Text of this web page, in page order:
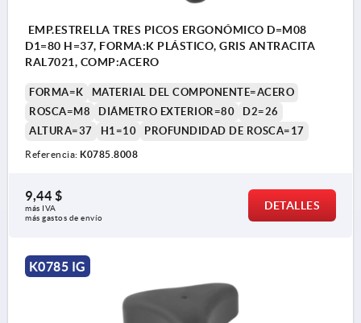
EMP.ESTRELLA TRES PICOS ERGONÓMICO D=M08
D1=80 H=37, FORMA:K PLÁSTICO, GRIS ANTRACITA
RAL7021, COMP:ACERO
FORMA=K
MATERIAL DEL COMPONENTE=ACERO
ROSCA=M8
DIÁMETRO EXTERIOR=80
D2=26
ALTURA=37
H1=10 PROFUNDIDAD DE ROSCA=17
Referencia: K0785.8008
9,44 $
más IVA
más gastos de envío
DETALLES
K0785 IG